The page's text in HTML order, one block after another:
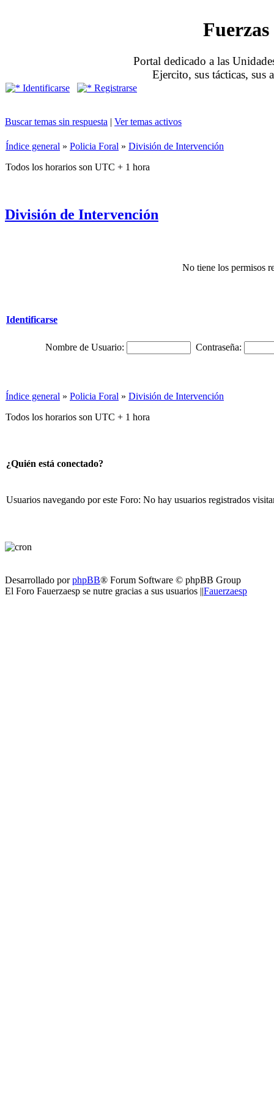
Portal dedicado a las
Ejercito, sus tácticas, sus
Identificarse Registrarse
Buscar temas sin respuesta | Ver temas activos
Índice general » Policia Foral » División de Intervención
Todos los horarios son UTC + 1 hora
División de Intervención
No tiene los permisos
Identificarse
Nombre de Usuario: Contraseña:
Índice general » Policia Foral » División de Intervención
Todos los horarios son UTC + 1 hora
¿Quién está conectado?
Usuarios navegando por este Foro: No hay usuarios registrados
Desarrollado porphpBB® Forum Software © phpBB Group
El Foro Fauerzaesp se nutre gracias a sus usuarios ||Fauerzaesp